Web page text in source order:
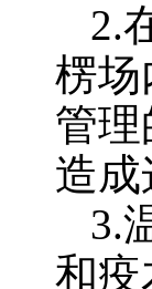
2.
楞场
管
造
3.
和疫